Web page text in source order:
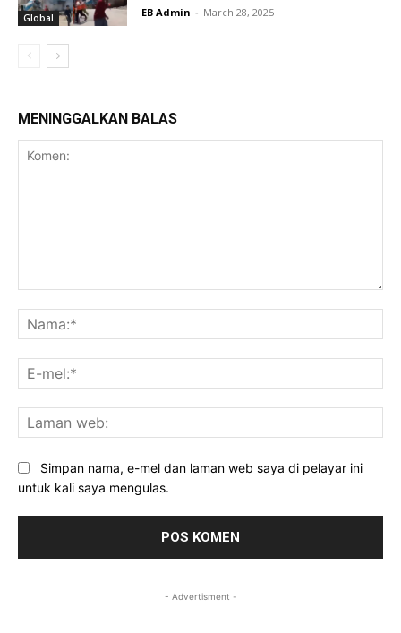
Global EB Admin - March 28, 2025
MENINGGALKAN BALAS
Simpan nama, e-mel dan laman web saya di pelayar ini
untuk kali saya mengulas.
- Advertisment -